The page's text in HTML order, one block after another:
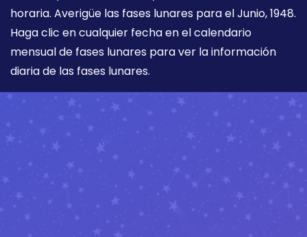
horaria. Averigüe las fases lunares para el Junio, 1948.
Haga clic en cualquier fecha en el calendario
mensual de fases lunares para ver la información
diaria de las fases lunares.